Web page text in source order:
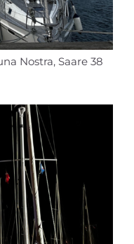
Nostra, Saare 38